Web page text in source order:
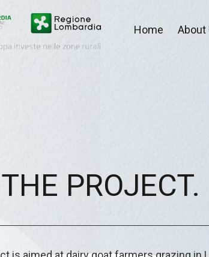
Home About
THE PROJECT.